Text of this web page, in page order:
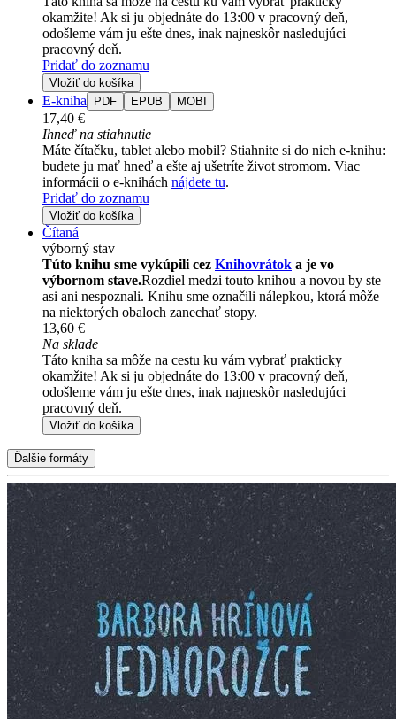
okamžite! Ak si ju objednáte do 13:00 v pracovný deň,
odošleme vám ju ešte dnes, inak najneskôr nasledujúci
pracovný deň.
Pridať do zoznamu
Vložiť do košíka
E-kniha PDF EPUB MOBI
17,40 €
Ihneď na stiahnutie
Máte čítačku, tablet alebo mobil? Stiahnite si do nich e-knihu:
budete ju mať hneď a ešte aj ušetríte život stromom. Viac
informácii o e-knihách nájdete tu.
Pridať do zoznamu
Vložiť do košíka
Čítaná
výborný stav
Túto knihu sme vykúpili cez Knihovrátok a je vo
výbornom stave.Rozdiel medzi touto knihou a novou by ste
asi ani nespoznali. Knihu sme označili nálepkou, ktorá môže
na niektorých obaloch zanechať stopy.
13,60 €
Na sklade
Táto kniha sa môže na cestu ku vám vybrať prakticky
okamžite! Ak si ju objednáte do 13:00 v pracovný deň,
odošleme vám ju ešte dnes, inak najneskôr nasledujúci
pracovný deň.
Vložiť do košíka
Ďalšie formáty